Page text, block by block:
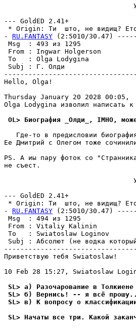
--- GoldED 2.41+
* Origin: Ти  што, не видищ?
- RU.FANTASY (2:5010/30.47)
Msg  : 493 из
From : Ingwar Holgerson
To   : Olga Lodygina
Subj
Hello, Olga!
Thursday January 20 2028 00:05,
Olga Lodygina изволил написать к
OL> Биография _Олди_, IMHO,
Где-то в предисловии
Ее Дмитрий с Олегом тоже
PS. А иы пару фоток со
не съест.
--- GoldED 2.41+
* Origin: Ти  што, не видищ?
- RU.FANTASY (2:5010/30.47)
Msg  : 494 из
From : Vitaliy Kalinin
To   : Swiatoslaw Loginov
Subj :
Приветствую тебя Swiatoslaw!
10 Feb 28 15:27, Swiatoslaw
SL> а) Разочарование в Толкиене
SL> б) Веpнись! -- я всё
SL> в) К вопросу о
SL> Начаты все тpи. Какой